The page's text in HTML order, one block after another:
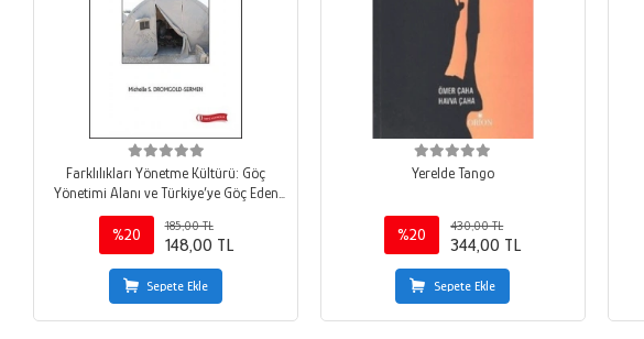
Farklılıkları Yönetme Kültürü: Göç
Yönetimi Alanı ve Türkiye’ye Göç Eden
Suriyeliler
%20
185,00 TL
148,00 TL
Sepete Ekle
Yerelde Tango
%20
430,00 TL
344,00 TL
Sepete Ekle